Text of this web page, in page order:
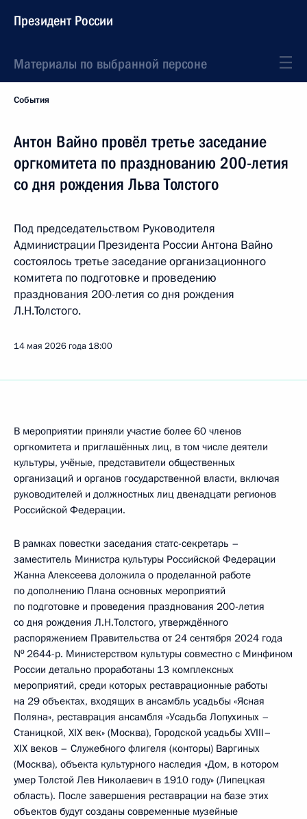
Президент России
Материалы по выбранной персоне
События
Антон Вайно провёл третье заседание
оргкомитета по празднованию 200-летия
со дня рождения Льва Толстого
Под председательством Руководителя
Администрации Президента России Антона Вайно
состоялось третье заседание организационного
комитета по подготовке и проведению
празднования 200-летия со дня рождения
Л.Н.Толстого.
14 мая 2026 года 18:00
В мероприятии приняли участие более 60 членов
оргкомитета и приглашённых лиц, в том числе деятели
культуры, учёные, представители общественных
организаций и органов государственной власти, включая
руководителей и должностных лиц двенадцати регионов
Российской Федерации.
В рамках повестки заседания статс-секретарь –
заместитель Министра культуры Российской Федерации
Жанна Алексеева доложила о проделанной работе
по дополнению Плана основных мероприятий
по подготовке и проведения празднования 200-летия
со дня рождения Л.Н.Толстого, утверждённого
распоряжением Правительства от 24 сентября 2024 года
Nº 2644-р. Министерством культуры совместно с Минфином
России детально проработаны 13 комплексных
мероприятий, среди которых реставрационные работы
на 29 объектах, входящих в ансамбль усадьбы «Ясная
Поляна», реставрация ансамбля «Усадьба Лопухиных –
Станицкой, XIX век» (Москва), Городской усадьбы XVIII–
XIX веков – Служебного флигеля (конторы) Варгиных
(Москва), объекта культурного наследия «Дом, в котором
умер Толстой Лев Николаевич в 1910 году» (Липецкая
область). После завершения реставрации на базе этих
объектов будут созданы современные музейные